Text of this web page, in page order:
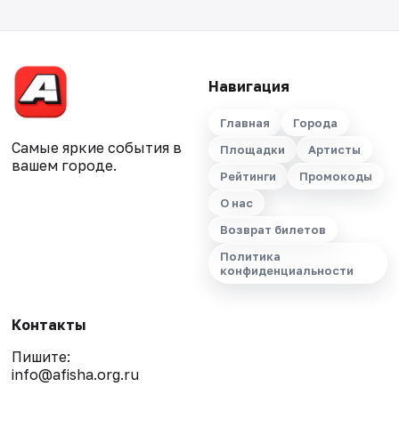
Самые яркие события в
вашем городе.
Навигация
Главная
Города
Площадки
Артисты
Рейтинги
Промокоды
О нас
Возврат билетов
Политика
конфиденциальности
Контакты
Пишите:
info@afisha.org.ru